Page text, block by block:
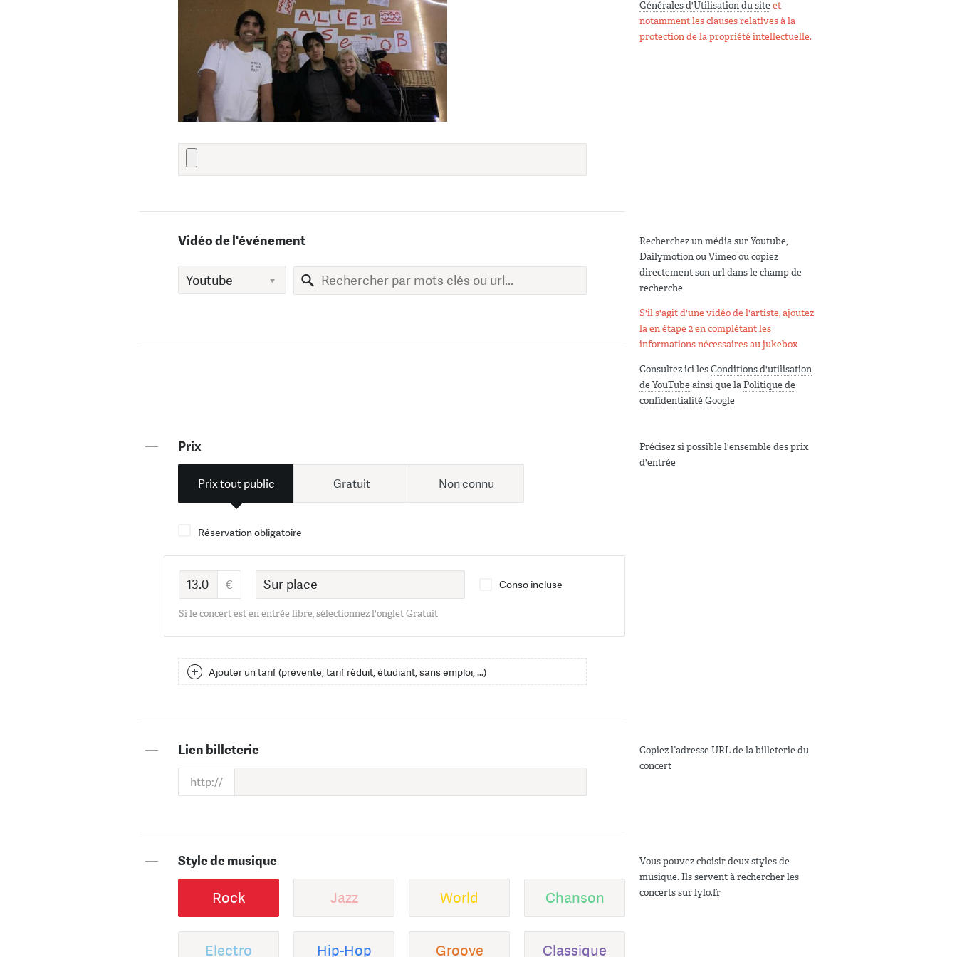
Générales d'Utilisation du siteet
notamment les clauses relatives à la
protection de la propriété intellectuelle.
Vidéo de l'événement
Recherchez un média sur Youtube,
Dailymotion ou Vimeo ou copiez
directement son url dans le champ de
recherche
S'il s'agit d'une vidéo de l'artiste, ajoutez
la en étape 2 en complétant les
informations nécessaires au jukebox
Consultez ici lesConditions d'utilisation
de YouTubeainsi que laPolitique de
confidentialité Google
— Prix
Prix tout public Gratuit Non connu
Réservation obligatoire
Conso incluse
Si le concert est en entrée libre, sélectionnez l'onglet Gratuit
Ajouter un tarif (prévente, tarif réduit, étudiant, sans emploi, …)
Précisez si possible l'ensemble des prix
d'entrée
— Lien billeterie
Copiez l”adresse URL de la billeterie du
concert
— Style de musique
Rock Jazz World Chanson
Electro Hip-Hop Groove Classique
Vous pouvez choisir deux styles de
musique. Ils servent à rechercher les
concerts sur lylo.fr